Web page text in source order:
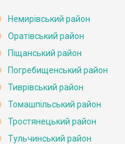
Немирівський район
Оратівський район
Піщанський район
Погребищенський район
Тиврівський район
Томашпільський район
Тростянецький район
Тульчинський район